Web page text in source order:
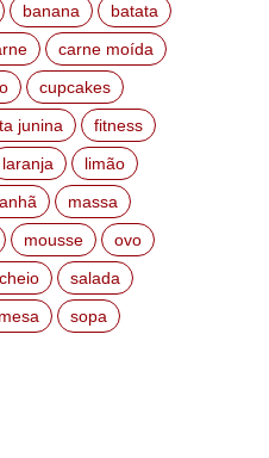
banana
batata
carne moída
cupcakes
junina
fitness
laranja
limão
massa
mousse
ovo
salada
sopa